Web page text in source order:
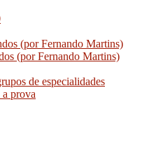
(por Fernando Martins)
(por Fernando Martins)
de especialidades
prova